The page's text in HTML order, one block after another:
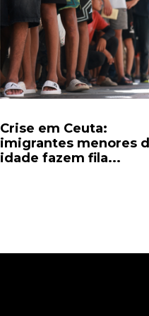
Crise em Ceuta:
imigrantes menores
idade fazem fila...